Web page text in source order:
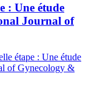
: Une étude
Journal of
étape : Une étude
of Gynecology &